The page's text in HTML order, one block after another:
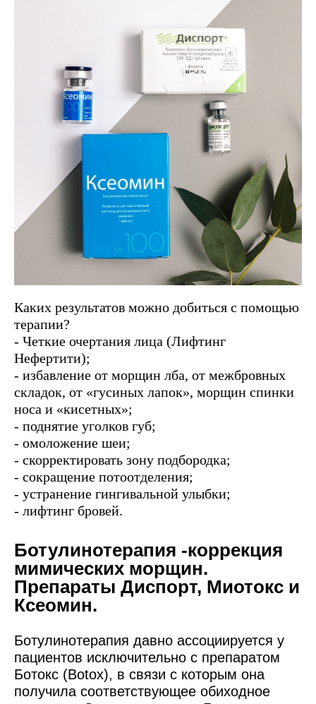
Каких результатов можно добиться с помощью
терапии?
- Четкие очертания лица (Лифтинг
Нефертити);
- избавление от морщин лба, от межбровных
складок, от «гусиных лапок», морщин спинки
носа и «кисетных»;
- поднятие уголков губ;
- омоложение шеи;
- скорректировать зону подбородка;
- сокращение потоотделения;
- устранение гингивальной улыбки;
- лифтинг бровей.
Ботулинотерапия -коррекция
мимических морщин.
Препараты Диспорт, Миотокс и
Ксеомин.
Ботулинотерапия давно ассоциируется у
пациентов исключительно с препаратом
Ботокс (Botox), в связи с которым она
получила соответствующее обиходное